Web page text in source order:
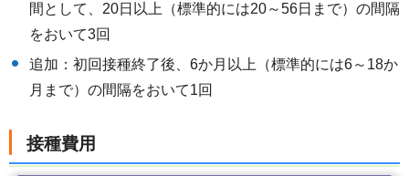
間として、20日以上（標準的には20～56日まで）の間隔
をおいて3回
追加：初回接種終了後、6か月以上（標準的には6～18か
月まで）の間隔をおいて1回
接種費用